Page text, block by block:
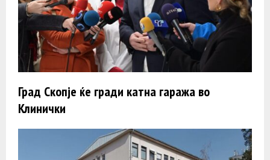
Град Скопје ќе гради катна гаража во
Клинички